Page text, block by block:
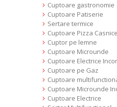
Cuptoare gastronomie
Cuptoare Patiserie
Sertare termice
Cuptoare Pizza Casnice
Cuptor pe lemne
Cuptoare Microunde
Cuptoare Electrice
Cuptoare pe Gaz
Cuptoare
Cuptoare Microunde
Cuptoare Electrice